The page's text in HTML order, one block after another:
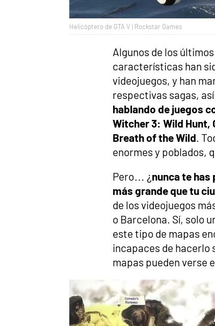
Helicóptero de GTA V | Rockstar Games
Algunos de los
características han
videojuegos, y han
respectivas sagas,
hablando de juegos
Witcher 3: Wild Hunt,
Breath of the Wild .
enormes y poblados,
Pero… ¿nunca te has
más grande que tu
de los videojuegos
o Barcelona. Sí, solo
este tipo de mapas
incapaces de hacerlo
mapas pueden verse